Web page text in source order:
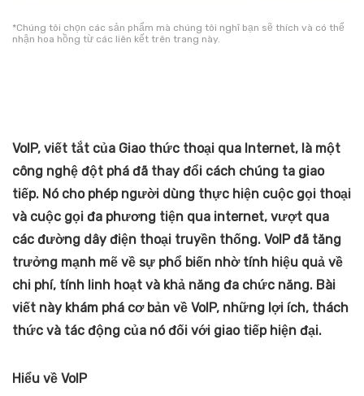
*Chúng tôi chọn các sản phẩm mà chúng tôi nghĩ bạn sẽ thích và có thể
nhận hoa hồng từ các liên kết trên trang này.
VoIP, viết tắt của Giao thức thoại qua Internet, là một
công nghệ đột phá đã thay đổi cách chúng ta giao
tiếp. Nó cho phép người dùng thực hiện cuộc gọi thoại
và cuộc gọi đa phương tiện qua internet, vượt qua
các đường dây điện thoại truyền thống. VoIP đã tăng
trưởng mạnh mẽ về sự phổ biến nhờ tính hiệu quả về
chi phí, tính linh hoạt và khả năng đa chức năng. Bài
viết này khám phá cơ bản về VoIP, những lợi ích, thách
thức và tác động của nó đối với giao tiếp hiện đại.
Hiểu về VoIP